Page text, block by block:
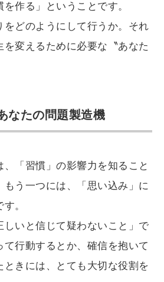
作る」ということです。
をどのようにして行うか。それ
を変えるために必要な〝あなた
なたの問題製造機
、「習慣」の影響力を知ること
もう一つには、「思い込み」に
。
しいと信じて疑わないこと」で
行動するとか、確信を抱いて
ときには、とても大切な役割を